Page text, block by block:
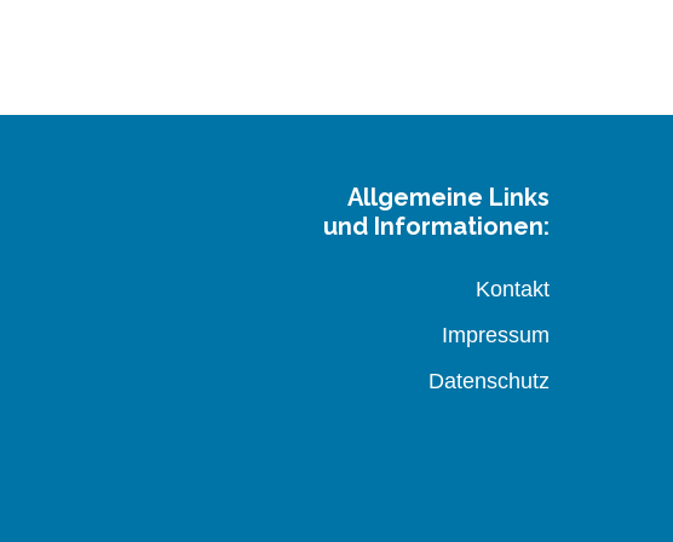
Allgemeine Links
und Informationen:
Kontakt
Impressum
Datenschutz